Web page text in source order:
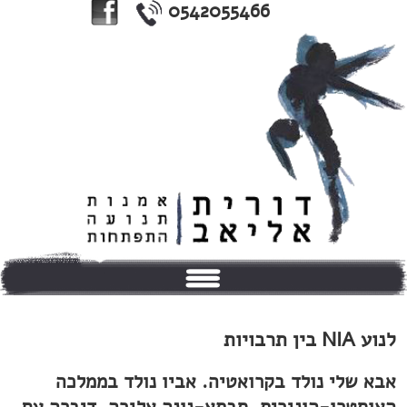
0542055466
טיפולים
לנוע NIA בין תרבויות
אבא שלי נולד בקרואטיה. אביו נולד בממלכה